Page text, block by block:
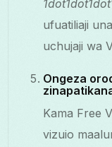
ufuatiliaji
uchujaji wa
Ongeza
Kama Free
vizuio